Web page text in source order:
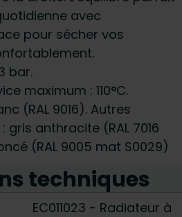
avec
pour sécher vos
bar.
maximum : 110°C.
(RAL 9016). Autres
anthracite (RAL 7016
(RAL 9005 mat S0029)
techniques
EC011023 - Radiateur à